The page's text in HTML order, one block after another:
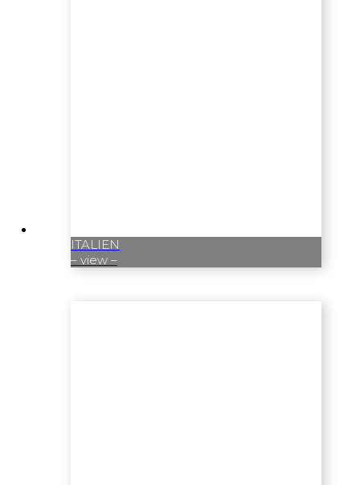
ITALIEN
– view –